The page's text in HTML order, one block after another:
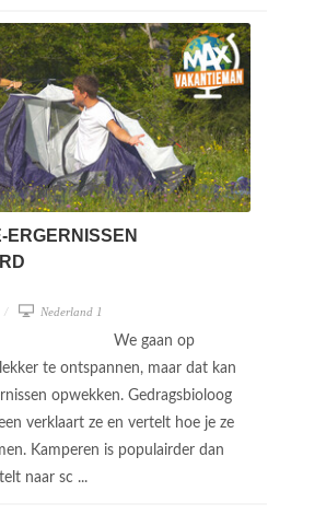
ERGERNISSEN
Nederland 1
We gaan op
te ontspannen, maar dat kan
opwekken. Gedragsbioloog
verklaart ze en vertelt hoe je ze
Kamperen is populairder dan
naar sc ...